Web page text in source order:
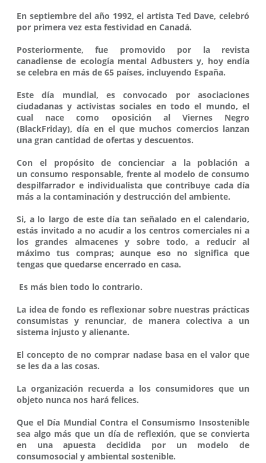
En septiembre del año 1992, el artista Ted Dave, celebró
por primera vez esta festividad en Canadá.
Posteriormente, fue promovido por la revista
canadiense de ecología mental Adbusters y, hoy endía
se celebra en más de 65 países, incluyendo España.
Este día mundial, es convocado por asociaciones
ciudadanas y activistas sociales en todo el mundo, el
cual nace como oposición al Viernes Negro
(BlackFriday), día en el que muchos comercios lanzan
una gran cantidad de ofertas y descuentos.
Con el propósito de concienciar a la población a
un consumo responsable, frente al modelo de consumo
despilfarrador e individualista que contribuye cada día
más a la contaminación y destrucción del ambiente.
Si, a lo largo de este día tan señalado en el calendario,
estás invitado a no acudir a los centros comerciales ni a
los grandes almacenes y sobre todo, a reducir al
máximo tus compras; aunque eso no significa que
tengas que quedarse encerrado en casa.
Es más bien todo lo contrario.
La idea de fondo es reflexionar sobre nuestras prácticas
consumistas y renunciar, de manera colectiva a un
sistema injusto y alienante.
El concepto de no comprar nadase basa en el valor que
se les da a las cosas.
La organización recuerda a los consumidores que un
objeto nunca nos hará felices.
Que el Día Mundial Contra el Consumismo Insostenible
sea algo más que un día de reflexión, que se convierta
en una apuesta decidida por un modelo de
consumosocial y ambiental sostenible.